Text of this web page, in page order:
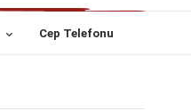
Cep Telefonu